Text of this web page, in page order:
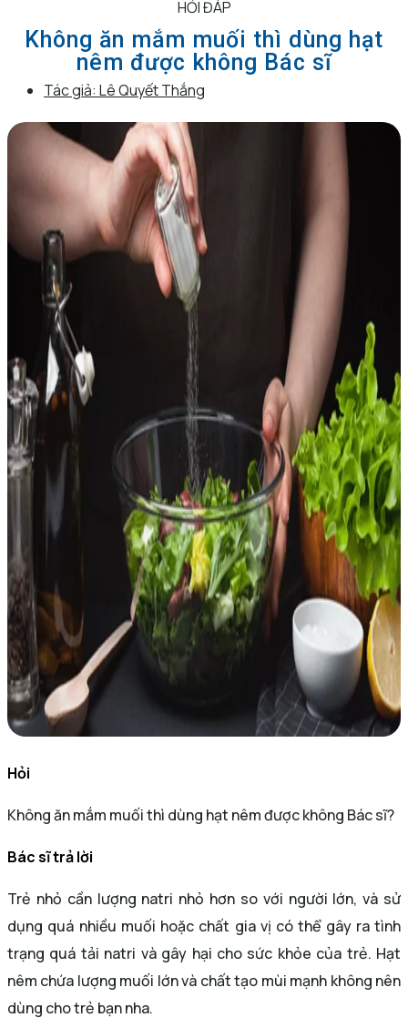
HỎI ĐÁP
Không ăn mắm muối thì dùng hạt
nêm được không Bác sĩ
Tác giả: Lê Quyết Thắng
Hỏi
Không ăn mắm muối thì dùng hạt nêm được không Bác sĩ?
Bác sĩ trả lời
Trẻ nhỏ cần lượng natri nhỏ hơn so với người lớn, và sử
dụng quá nhiều muối hoặc chất gia vị có thể gây ra tình
trạng quá tải natri và gây hại cho sức khỏe của trẻ. Hạt
nêm chứa lượng muối lớn và chất tạo mùi mạnh không nên
dùng cho trẻ bạn nha.